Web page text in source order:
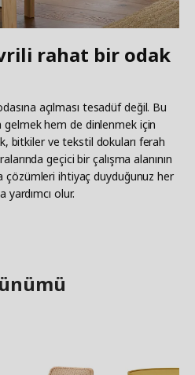
rahat bir odak
açılması tesadüf değil. Bu
hem de dinlenmek için
bitkiler ve tekstil dokuları ferah
geçici bir çalışma alanının
çözümleri ihtiyaç duyduğunuz her
yardımcı olur.